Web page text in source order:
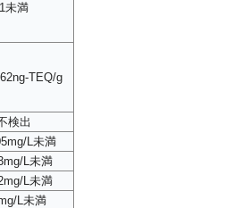
1未満
TEQ/g
検出
L未満
L未満
L未満
L未満